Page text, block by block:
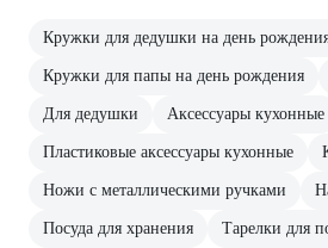
Кружки для дедушки на день
Кружки для папы на день рождения
Для дедушки Аксессуары кухонные
Пластиковые аксессуары кухонные
Ножи с металлическими ручками
Посуда для хранения Тарелки для